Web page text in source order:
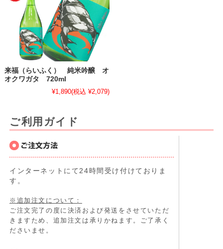
来福（らいふく） 純米吟醸 オ
オクワガタ 720ml
¥1,890(税込 ¥2,079)
ご利用ガイド
インターネットにて24時間受け付けておりま
す。
※追加注文について：
ご注文完了の度に決済および発送をさせていただ
きますため、追加注文は承りかねます。ご了承く
ださいませ。